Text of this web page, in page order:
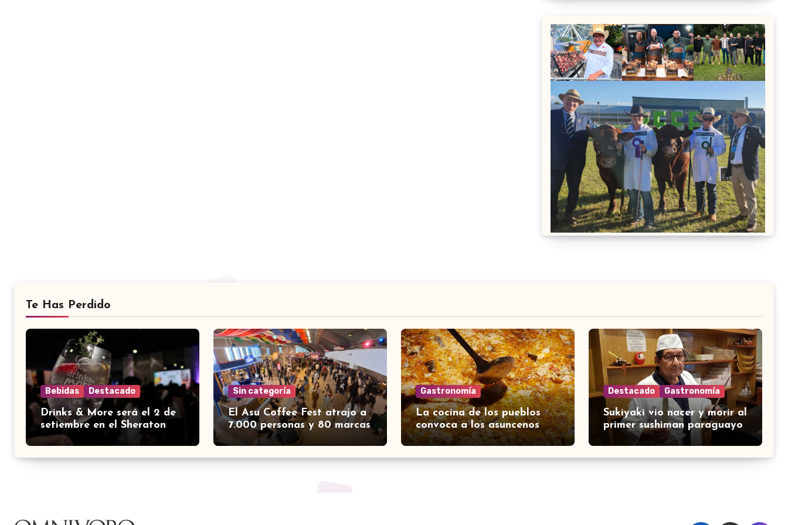
Te Has Perdido
Bebidas Destacado
Drinks & More será el 2 de
setiembre en el Sheraton
Sin categoría
El Asu Coffee Fest atrajo a
7.000 personas y 80 marcas
Gastronomía
La cocina de los pueblos
convoca a los asuncenos
Destacado Gastronomía
Sukiyaki vio nacer y morir al
primer sushiman paraguayo